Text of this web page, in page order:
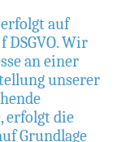
auf
DSGVO. Wir
an einer
unserer
erfolgt die
Grundlage